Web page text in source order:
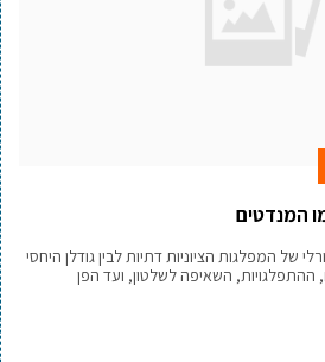
המנדטים
של המפלגות הציוניות דתיות לבין גודלן היחסי
ההתפלגויות, השאיפה לשלטון, ועד הפן